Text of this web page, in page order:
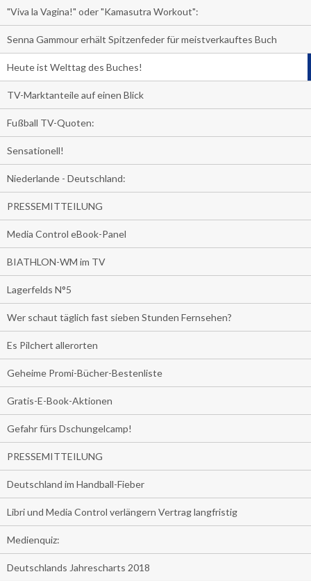
"Viva la Vagina!" oder "Kamasutra Workout":
Senna Gammour erhält Spitzenfeder für meistverkauftes Buch
Heute ist Welttag des Buches!
TV-Marktanteile auf einen Blick
Fußball TV-Quoten:
Sensationell!
Niederlande - Deutschland:
PRESSEMITTEILUNG
Media Control eBook-Panel
BIATHLON-WM im TV
Lagerfelds N°5
Wer schaut täglich fast sieben Stunden Fernsehen?
Es Pilchert allerorten
Geheime Promi-Bücher-Bestenliste
Gratis-E-Book-Aktionen
Gefahr fürs Dschungelcamp!
PRESSEMITTEILUNG
Deutschland im Handball-Fieber
Libri und Media Control verlängern Vertrag langfristig
Medienquiz:
Deutschlands Jahrescharts 2018